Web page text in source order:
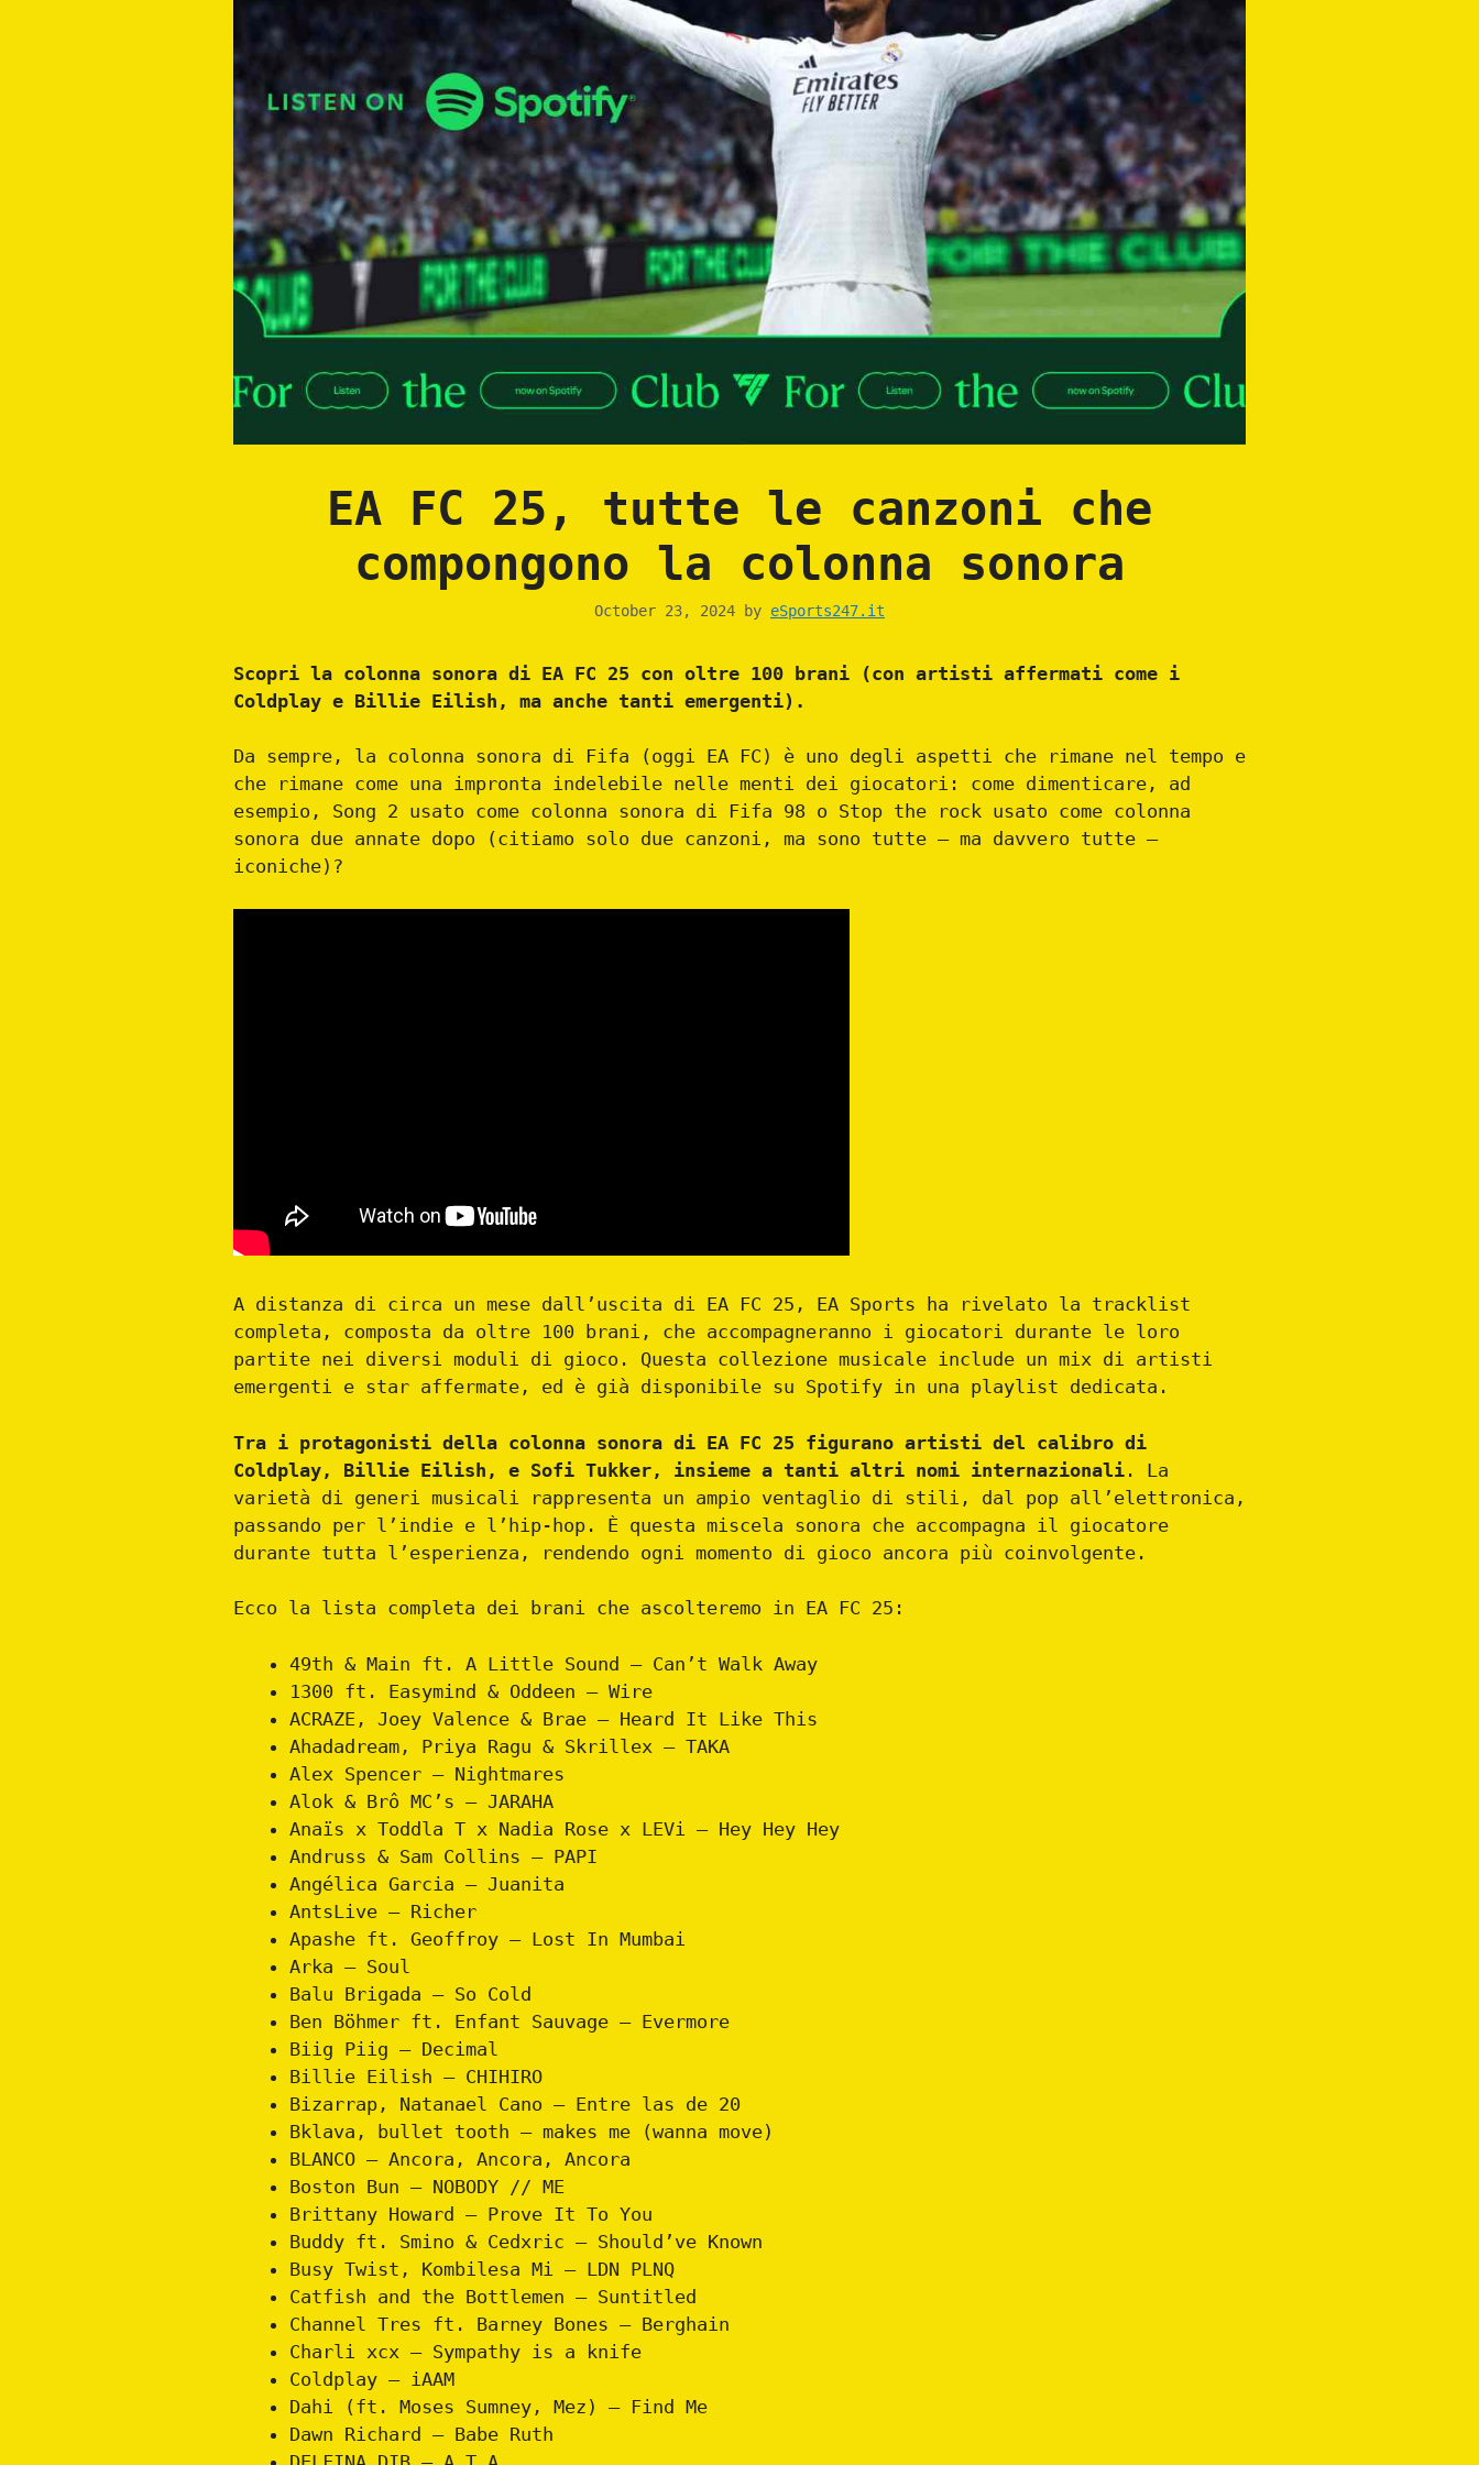
EA FC 25, tutte le canzoni che
compongono la colonna sonora
October 23, 2024 by eSports247.it
Scopri la colonna sonora di EA FC 25 con oltre 100 brani (con artisti affermati come i
Coldplay e Billie Eilish, ma anche tanti emergenti).
Da sempre, la colonna sonora di Fifa (oggi EA FC) è uno degli aspetti che rimane nel tempo e
che rimane come una impronta indelebile nelle menti dei giocatori: come dimenticare, ad
esempio, Song 2 usato come colonna sonora di Fifa 98 o Stop the rock usato come colonna
sonora due annate dopo (citiamo solo due canzoni, ma sono tutte – ma davvero tutte –
iconiche)?
A distanza di circa un mese dall’uscita di EA FC 25, EA Sports ha rivelato la tracklist
completa, composta da oltre 100 brani, che accompagneranno i giocatori durante le loro
partite nei diversi moduli di gioco. Questa collezione musicale include un mix di artisti
emergenti e star affermate, ed è già disponibile su Spotify in una playlist dedicata.
Tra i protagonisti della colonna sonora di EA FC 25 figurano artisti del calibro di
Coldplay, Billie Eilish, e Sofi Tukker, insieme a tanti altri nomi internazionali . La
varietà di generi musicali rappresenta un ampio ventaglio di stili, dal pop all’elettronica,
passando per l’indie e l’hip-hop. È questa miscela sonora che accompagna il giocatore
durante tutta l’esperienza, rendendo ogni momento di gioco ancora più coinvolgente.
Ecco la lista completa dei brani che ascolteremo in EA FC 25:
49th & Main ft. A Little Sound – Can’t Walk Away
1300 ft. Easymind & Oddeen – Wire
ACRAZE, Joey Valence & Brae – Heard It Like This
Ahadadream, Priya Ragu & Skrillex – TAKA
Alex Spencer – Nightmares
Alok & Brô MC’s – JARAHA
Anaïs x Toddla T x Nadia Rose x LEVi – Hey Hey Hey
Andruss & Sam Collins – PAPI
Angélica Garcia – Juanita
AntsLive – Richer
Apashe ft. Geoffroy – Lost In Mumbai
Arka – Soul
Balu Brigada – So Cold
Ben Böhmer ft. Enfant Sauvage – Evermore
Biig Piig – Decimal
Billie Eilish – CHIHIRO
Bizarrap, Natanael Cano – Entre las de 20
Bklava, bullet tooth – makes me (wanna move)
BLANCO – Ancora, Ancora, Ancora
Boston Bun – NOBODY // ME
Brittany Howard – Prove It To You
Buddy ft. Smino & Cedxric – Should’ve Known
Busy Twist, Kombilesa Mi – LDN PLNQ
Catfish and the Bottlemen – Suntitled
Channel Tres ft. Barney Bones – Berghain
Charli xcx – Sympathy is a knife
Coldplay – iAAM
Dahi (ft. Moses Sumney, Mez) – Find Me
Dawn Richard – Babe Ruth